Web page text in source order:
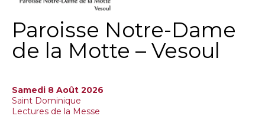
Paroisse Notre-Dame
de la Motte – Vesoul
Samedi 8 Août 2026
Saint Dominique
Lectures de la Messe